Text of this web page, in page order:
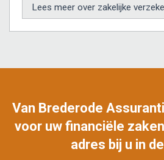
Lees meer over zakelijke
Van Brederode
voor uw financiële
adres bij u in